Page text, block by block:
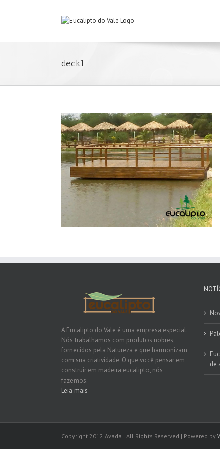
deck1
A Eucalipto do Vale é uma empresa especial.
Nós trabalhamos com produtos nobres,
fornecidos pela Natureza e que harmonizam
com sua criatividade. O que você pensar em
construir em madeira eucalipto, nós
fazemos.
Leia mais
de
Copyright 2012 Avada | All Rights Reserved | Powered by